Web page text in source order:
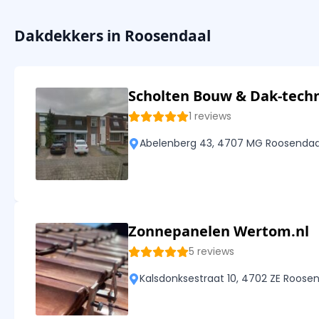
Dakdekkers in Roosendaal
Scholten Bouw & Dak-
1 reviews
Abelenberg 43, 4707 MG
Zonnepanelen Wertom.nl
5 reviews
Kalsdonksestraat 10, 4702 ZE